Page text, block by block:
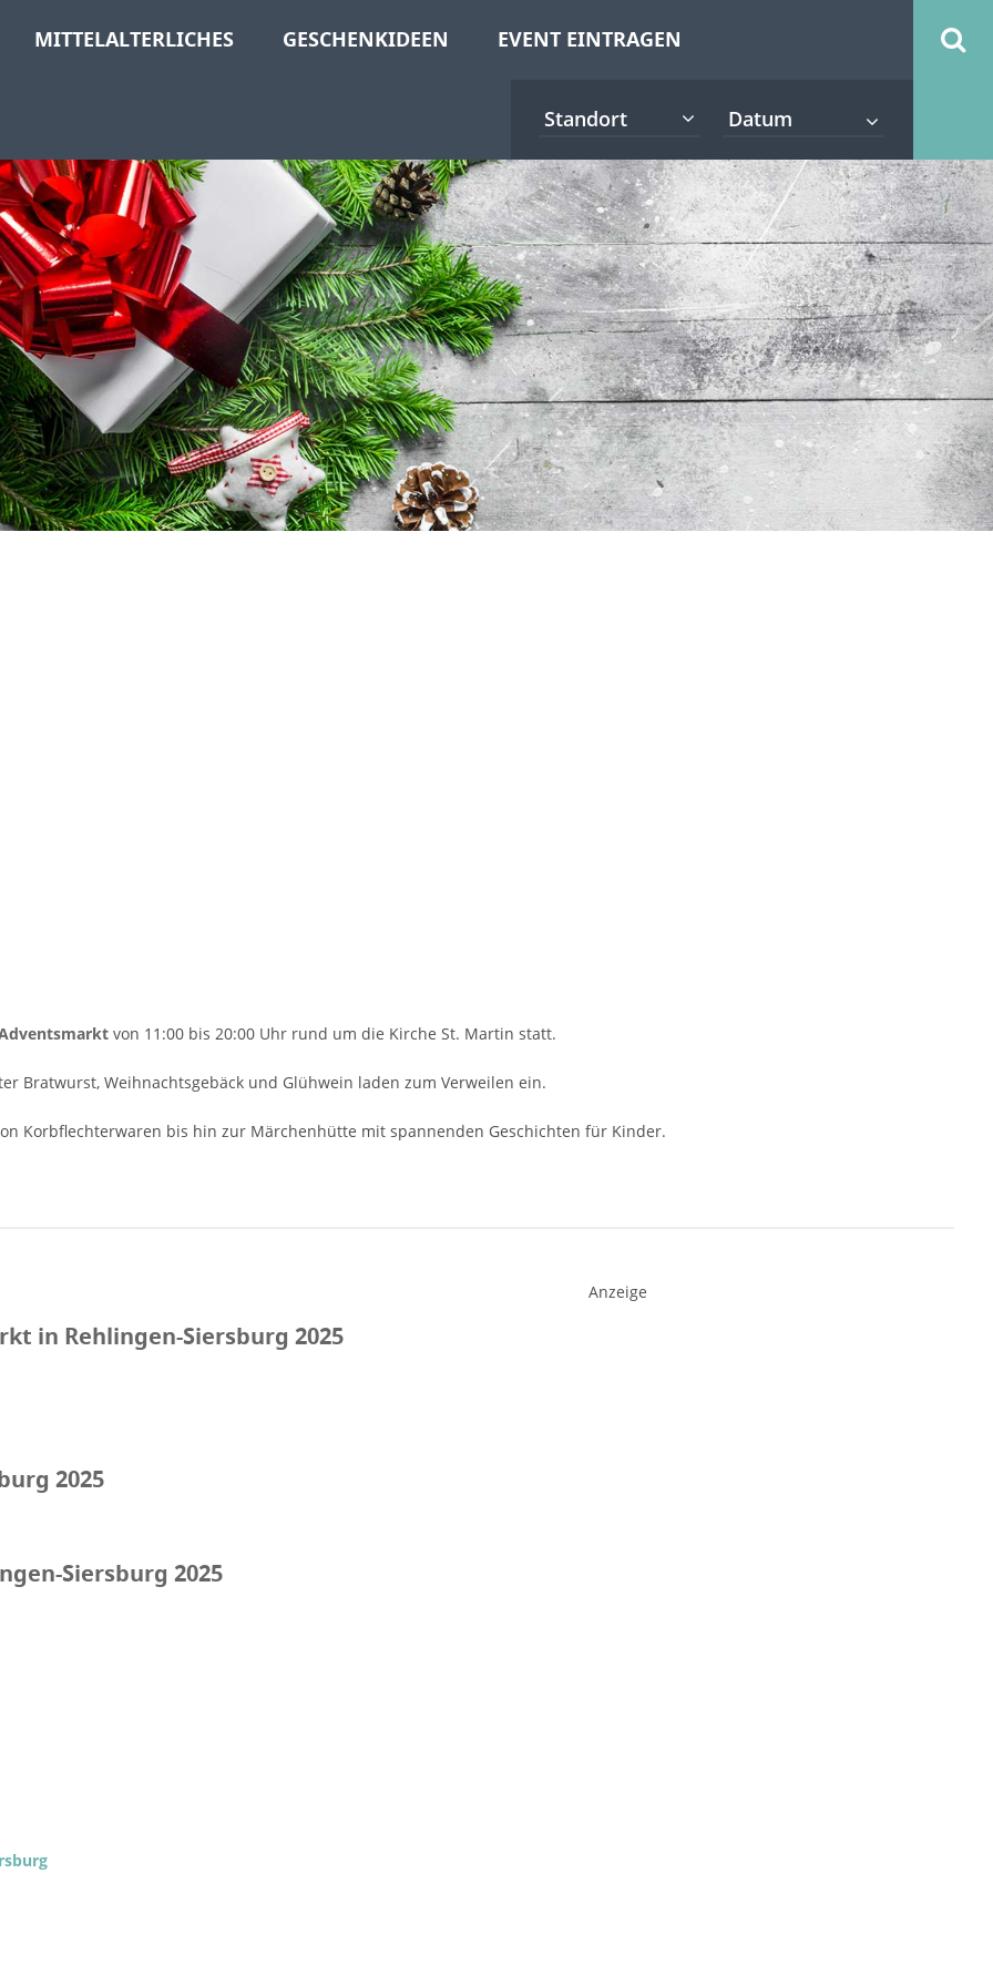
MITTELALTERLICHES GESCHENKIDEEN EVENT EINTRAGEN
Standort
von 11:00 bis 20:00 Uhr rund um die Kirche St. Martin statt.
Bratwurst, Weihnachtsgebäck und Glühwein laden zum Verweilen ein.
Korbflechterwaren bis hin zur Märchenhütte mit spannenden Geschichten für Kinder.
Anzeige
in Rehlingen-Siersburg 2025
2025
Siersburg 2025